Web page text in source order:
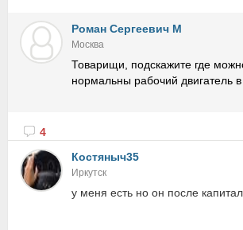
Роман Сергеевич М
Москва
Товарищи, подскажите где
нормальны рабочий двигатель
4
Костяныч35
Иркутск
у меня есть но он после